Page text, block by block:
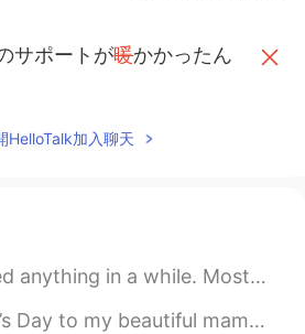
サポートが暖かかったん
きっかけにNIKE
たみたい。
HelloTalk加入聊天
Mostly because I've been busy with work and family things....
and to all the moms. You are beautiful inside and out...